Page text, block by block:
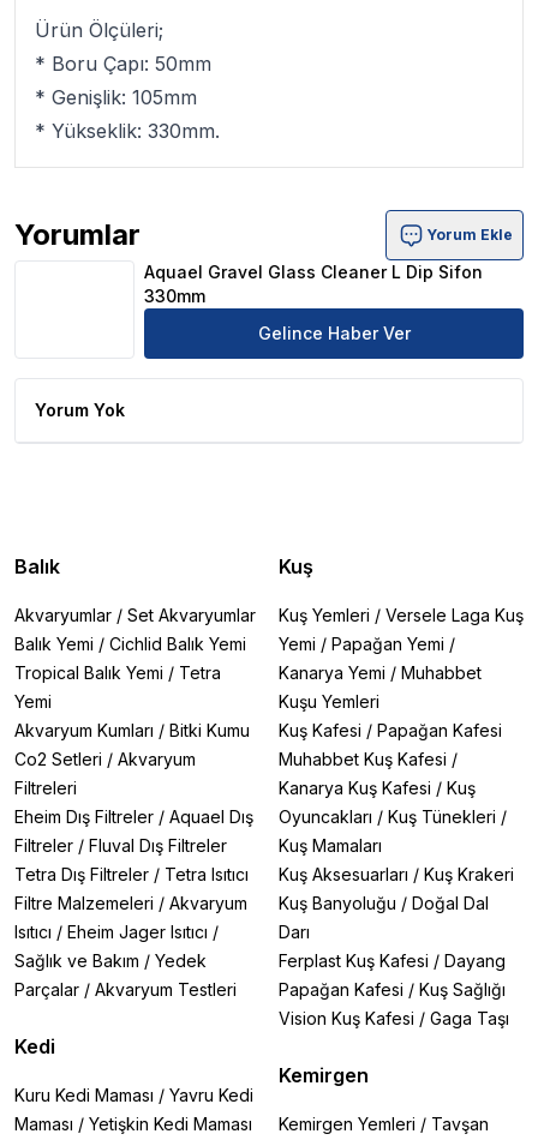
Ürün Ölçüleri;
* Boru Çapı: 50mm
* Genişlik: 105mm
* Yükseklik: 330mm.
Yorumlar
Aquael Gravel Glass Cleaner L Dip Sifon 330mm Ürün
Yorum Ekle
Aquael Gravel Glass Cleaner L Dip Sifon
330mm
Gelince Haber Ver
Yorum Yok
Balık
Akvaryumlar / Set Akvaryumlar
Balık Yemi / Cichlid Balık Yemi
Tropical Balık Yemi / Tetra
Yemi
Akvaryum Kumları / Bitki Kumu
Co2 Setleri / Akvaryum
Filtreleri
Eheim Dış Filtreler / Aquael Dış
Filtreler / Fluval Dış Filtreler
Tetra Dış Filtreler / Tetra Isıtıcı
Filtre Malzemeleri / Akvaryum
Isıtıcı / Eheim Jager Isıtıcı /
Sağlık ve Bakım / Yedek
Parçalar / Akvaryum Testleri
Kedi
Kuru Kedi Maması / Yavru Kedi
Maması / Yetişkin Kedi Maması
Kuş
Kuş Yemleri / Versele Laga Kuş
Yemi / Papağan Yemi /
Kanarya Yemi / Muhabbet
Kuşu Yemleri
Kuş Kafesi / Papağan Kafesi
Muhabbet Kuş Kafesi /
Kanarya Kuş Kafesi / Kuş
Oyuncakları / Kuş Tünekleri /
Kuş Mamaları
Kuş Aksesuarları / Kuş Krakeri
Kuş Banyoluğu / Doğal Dal
Darı
Ferplast Kuş Kafesi / Dayang
Papağan Kafesi / Kuş Sağlığı
Vision Kuş Kafesi / Gaga Taşı
Kemirgen
Kemirgen Yemleri / Tavşan